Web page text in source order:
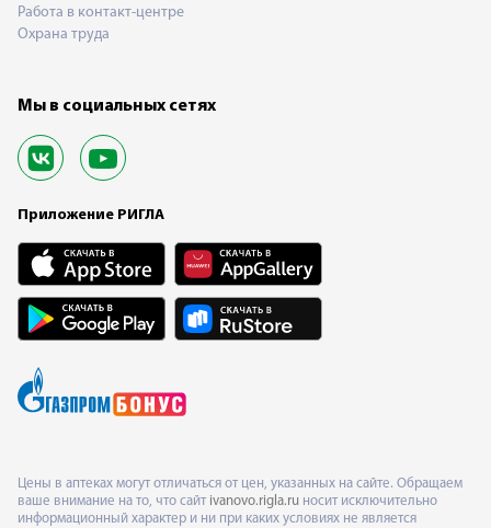
Работа в контакт-центре
Охрана труда
Мы в социальных сетях
Приложение РИГЛА
Цены в аптеках могут отличаться от цен, указанных на сайте. Обращаем
ваше внимание на то, что сайт ivanovo.rigla.ru носит исключительно
информационный характер и ни при каких условиях не является